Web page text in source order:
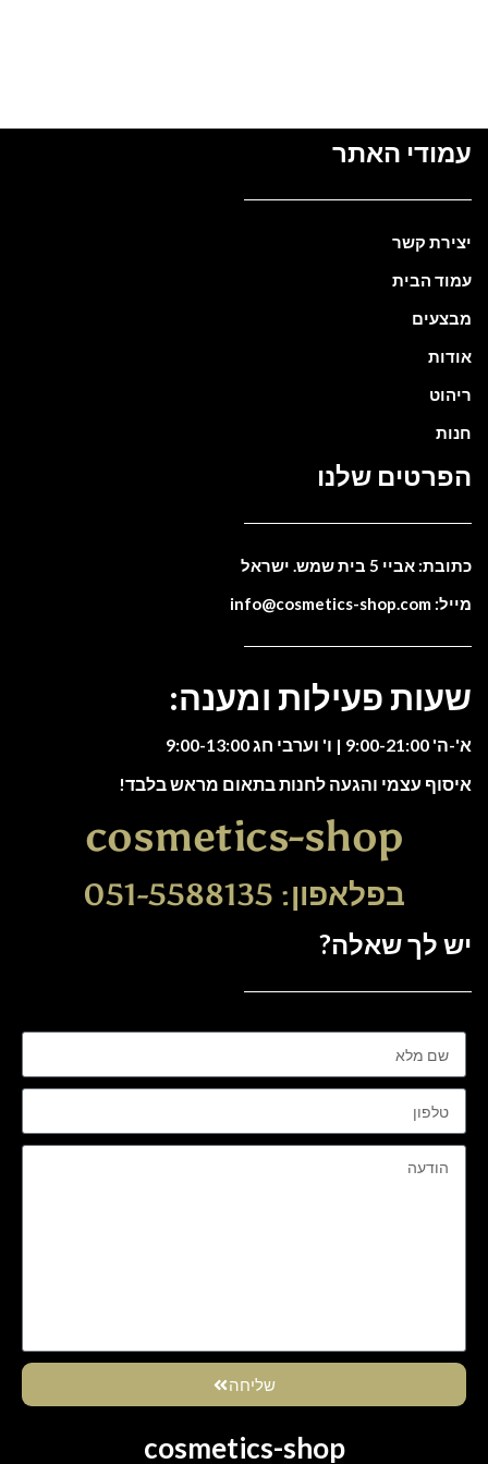
עמודי האתר
יצירת קשר
עמוד הבית
מבצעים
אודות
ריהוט
חנות
הפרטים שלנו
כתובת: אביי 5 בית שמש. ישראל
מייל: info@cosmetics-shop.com
שעות פעילות ומענה:
א'-ה' 9:00-21:00 | ו' וערבי חג 9:00-13:00
איסוף עצמי והגעה לחנות בתאום מראש בלבד!
cosmetics-shop
בפלאפון: 051-5588135
יש לך שאלה?
שליחה
cosmetics-shop